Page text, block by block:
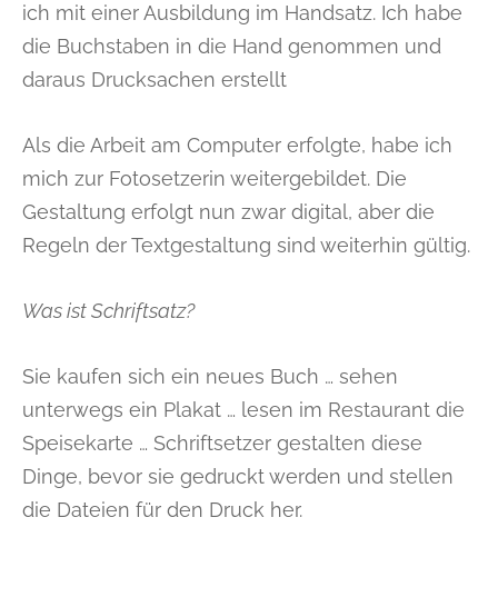
ich mit einer Ausbildung im Handsatz. Ich habe
die Buchstaben in die Hand genommen und
daraus Drucksachen erstellt
Als die Arbeit am Computer erfolgte, habe ich
mich zur Fotosetzerin weitergebildet. Die
Gestaltung erfolgt nun zwar digital, aber die
Regeln der Textgestaltung sind weiterhin gültig.
Was ist Schriftsatz?
Sie kaufen sich ein neues Buch … sehen
unterwegs ein Plakat … lesen im Restaurant die
Speisekarte … Schriftsetzer gestalten diese
Dinge, bevor sie gedruckt werden und stellen
die Dateien für den Druck her.